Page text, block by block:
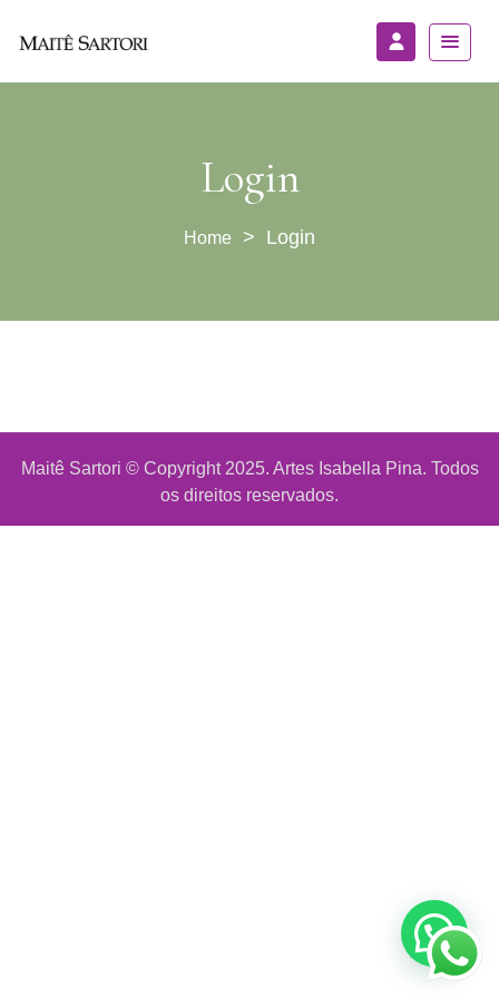
Login
> Login
Maitê Sartori © Copyright 2025. Artes Isabella Pina. Todos
os direitos reservados.